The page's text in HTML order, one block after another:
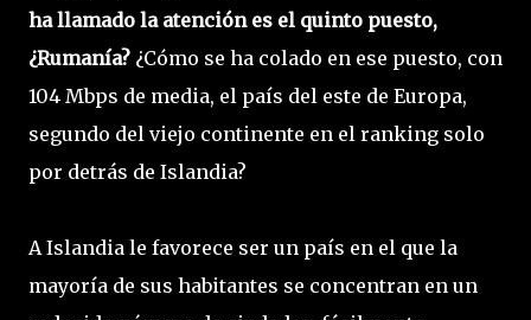
ha llamado la atención es el quinto puesto,
¿Rumanía? ¿Cómo se ha colado en ese puesto, con
104 Mbps de media, el país del este de Europa,
segundo del viejo continente en el ranking solo
por detrás de Islandia?
A Islandia le favorece ser un país en el que la
mayoría de sus habitantes se concentran en un